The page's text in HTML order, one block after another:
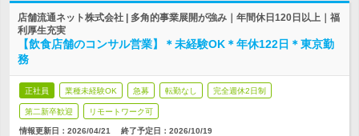
店舗流通ネット株式会社 | 多角的事業展開が強み｜年間休日120日以上｜福
利厚生充実
【飲食店舗のコンサル営業】＊未経験OK＊年休122日＊東京勤
務
正社員 業種未経験OK 急募 転勤なし 完全週休2日制
第二新卒歓迎 リモートワーク可
情報更新日：2026/04/21 終了予定日： 2026/10/19